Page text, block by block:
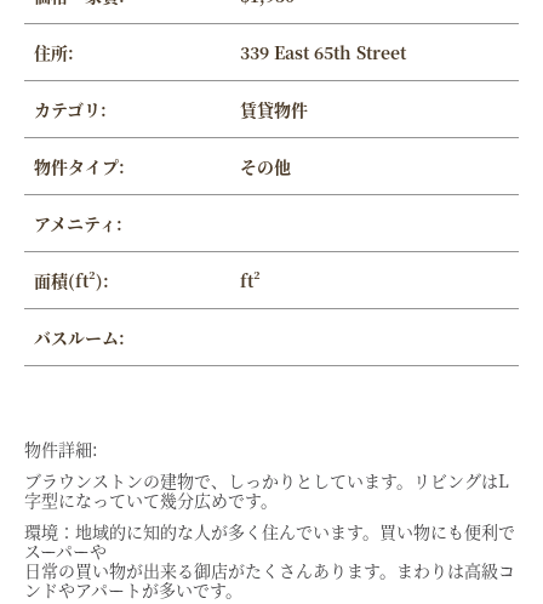
住所: 339 East 65th Street
カテゴリ: 賃貸物件
物件タイプ: その他
アメニティ:
面積(ft²): ft²
バスルーム:
物件詳細:
ブラウンストンの建物で、しっかりとしています。リビングはL
字型になっていて幾分広めです。
環境：地域的に知的な人が多く住んでいます。買い物にも便利で
スーパーや
日常の買い物が出来る御店がたくさんあります。まわりは高級コ
ンドやアパートが多いです。